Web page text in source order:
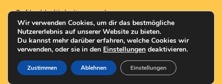
Nachhaltigkeitsverordnung
Mit Erstellt NR-Webservices.de© 2026
Wir verwenden Cookies, um dir das bestmögliche
Nutzererlebnis auf unserer Website zu bieten.
Du kannst mehr darüber erfahren, welche Cookies wir
verwenden, oder sie in den Einstellungen deaktivieren.
Zustimmen Ablehnen Einstellungen